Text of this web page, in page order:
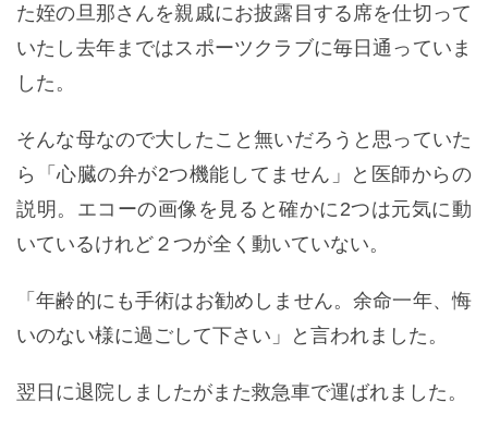
た姪の旦那さんを親戚にお披露目する席を仕切って
いたし去年まではスポーツクラブに毎日通っていま
した。
そんな母なので大したこと無いだろうと思っていた
ら「心臓の弁が2つ機能してません」と医師からの
説明。エコーの画像を見ると確かに2つは元気に動
いているけれど２つが全く動いていない。
「年齢的にも手術はお勧めしません。余命一年、悔
いのない様に過ごして下さい」と言われました。
翌日に退院しましたがまた救急車で運ばれました。